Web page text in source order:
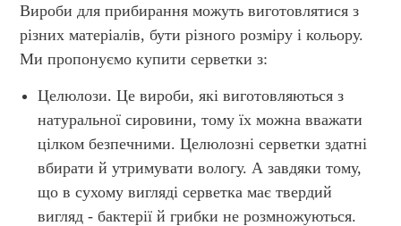
Вироби для прибирання можуть виготовлятися з
різних матеріалів, бути різного розміру і кольору.
Ми пропонуємо купити серветки з:
Целюлози. Це вироби, які виготовляються з
натуральної сировини, тому їх можна вважати
цілком безпечними. Целюлозні серветки здатні
вбирати й утримувати вологу. А завдяки тому,
що в сухому вигляді серветка має твердий
вигляд - бактерії й грибки не розмножуються.